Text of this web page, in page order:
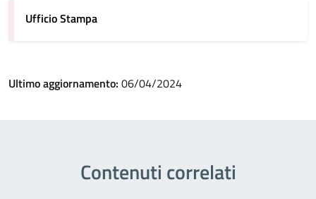
Ufficio Stampa
Ultimo aggiornamento: 06/04/2024
Contenuti correlati